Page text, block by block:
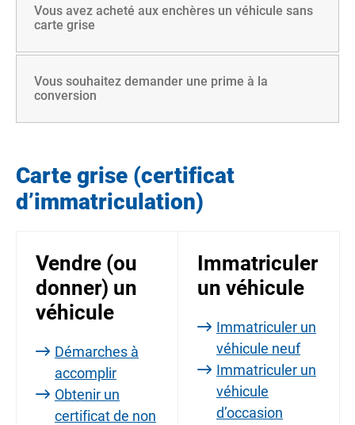
Vous avez acheté aux enchères un véhicule sans
carte grise
Vous souhaitez demander une prime à la
conversion
Carte grise (certificat
d’immatriculation)
Vendre (ou
donner) un
véhicule
Démarches à
accomplir
Obtenir un
certificat de non
Immatriculer
un véhicule
Immatriculer un
véhicule neuf
Immatriculer un
véhicule
d’occasion